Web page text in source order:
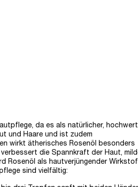
da es als natürlicher,
und Haare und ist zudem
wirkt ätherisches Rosenöl besonders
die Spannkraft der Haut,
Rosenöl als hautverjüngender
sind vielfältig: